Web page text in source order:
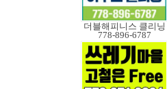
더블해피니스 클리닝
778-896-6787